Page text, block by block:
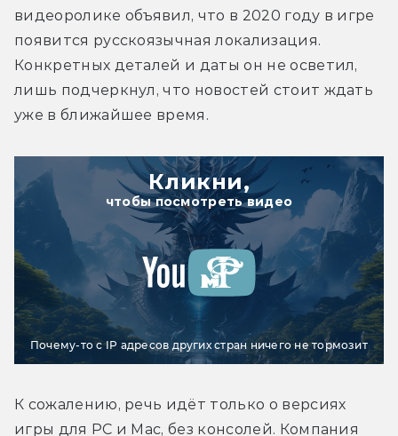
видеоролике объявил, что в 2020 году в игре
появится русскоязычная локализация.
Конкретных деталей и даты он не осветил,
лишь подчеркнул, что новостей стоит ждать
уже в ближайшее время.
Кликни,
чтобы посмотреть видео
Почему-то с IP адресов других стран ничего не тормозит
К сожалению, речь идёт только о версиях
игры для PC и Mac, без консолей. Компания